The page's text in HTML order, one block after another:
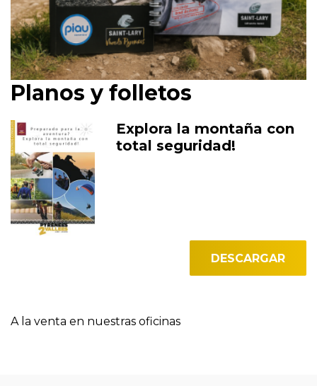
Planos y folletos
Explora la montaña con
total seguridad!
DESCARGAR
A la venta en nuestras oficinas